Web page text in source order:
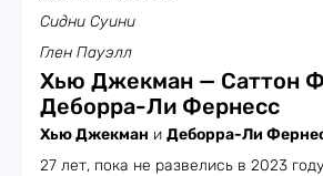
Сидни Суини
Глен Пауэлл
Хью Джекман — Саттон
Деборра-Ли Фернесс
Хью Джекман и Деборра-Ли
27 лет, пока не развелись в 2023